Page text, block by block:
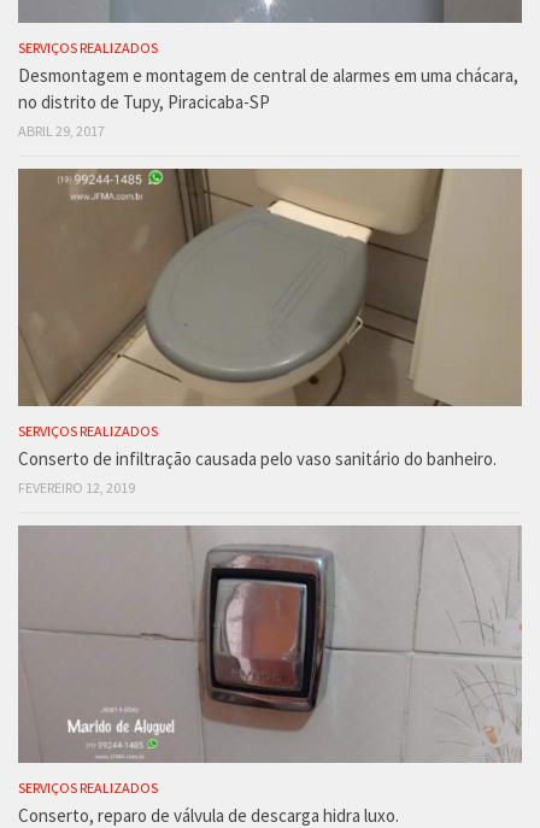
SERVIÇOS REALIZADOS
Desmontagem e montagem de central de alarmes em uma chácara,
no distrito de Tupy, Piracicaba-SP
ABRIL 29, 2017
SERVIÇOS REALIZADOS
Conserto de infiltração causada pelo vaso sanitário do banheiro.
FEVEREIRO 12, 2019
SERVIÇOS REALIZADOS
Conserto, reparo de válvula de descarga hidra luxo.